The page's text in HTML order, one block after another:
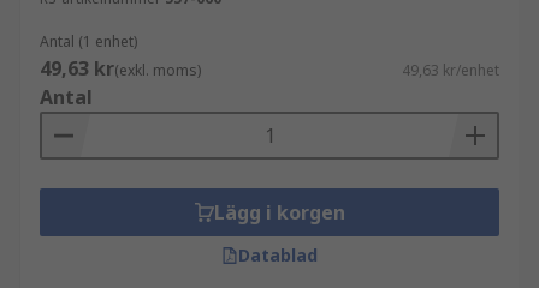
Antal (1 enhet)
49,63 kr(exkl. moms) 49,63 kr/enhet
Antal
Lägg i korgen
Datablad